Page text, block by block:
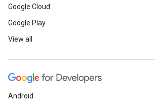
Google Cloud
Google Play
View all
Android